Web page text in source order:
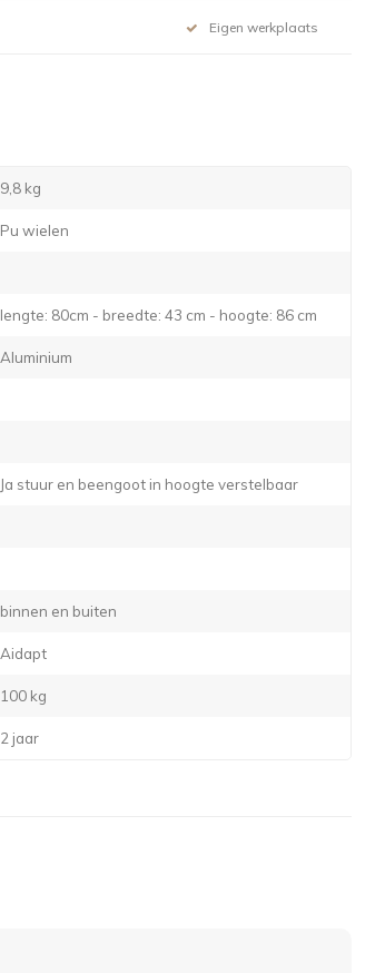
Eigen werkplaats
9,8 kg
Pu wielen
lengte: 80cm - breedte: 43 cm - hoogte: 86 cm
Aluminium
Ja stuur en beengoot in hoogte verstelbaar
binnen en buiten
Aidapt
100 kg
2 jaar